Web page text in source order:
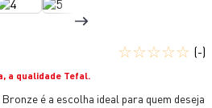
☆☆☆☆☆ (-)
a qualidade Tefal.
é a escolha ideal para quem deseja
vermelha
x-force 9 60